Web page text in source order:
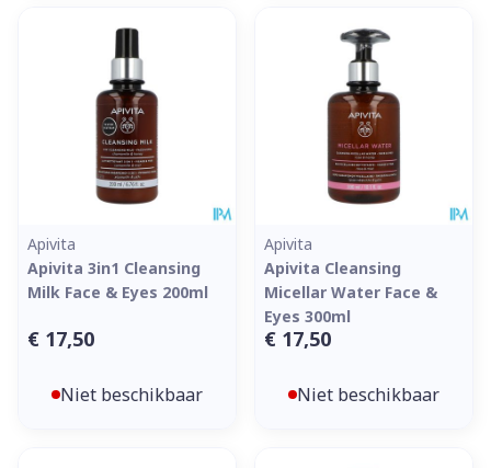
Apivita
Apivita 3in1 Cleansing
Milk Face & Eyes 200ml
€ 17,50
Niet beschikbaar
Apivita
Apivita Cleansing
Micellar Water Face &
Eyes 300ml
€ 17,50
Niet beschikbaar